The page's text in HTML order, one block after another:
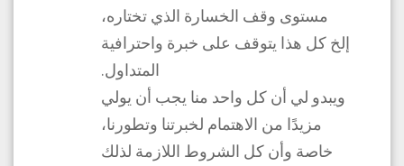
مستوى وقف الخسارة الذي تختاره،
إلخ كل هذا يتوقف على خبرة واحترافية
المتداول.
ويبدو لي أن كل واحد منا يجب أن يولي
مزيدًا من الاهتمام لخبرتنا وتطورنا،
خاصة وأن كل الشروط اللازمة لذلك